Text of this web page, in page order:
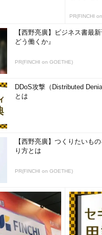
PR(FINCHI
【西野亮廣】ビジネス書最
どう働くか』
PR(FINCHI on GOETHE)
DDoS攻撃（Distributed
とは
【西野亮廣】つくりたいも
り方とは
PR(FINCHI on GOETHE)